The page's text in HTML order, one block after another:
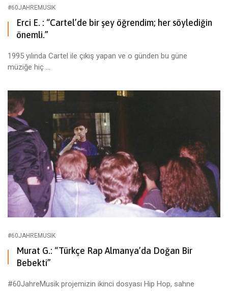
#60JAHREMUSIK
Erci E. : “Cartel’de bir şey öğrendim; her söylediğin
önemli.”
1995 yılında Cartel ile çıkış yapan ve o günden bu güne
müziğe hiç ...
#60JAHREMUSIK
Murat G.: “Türkçe Rap Almanya’da Doğan Bir
Bebekti”
#60JahreMusik projemizin ikinci dosyası Hip Hop, sahne